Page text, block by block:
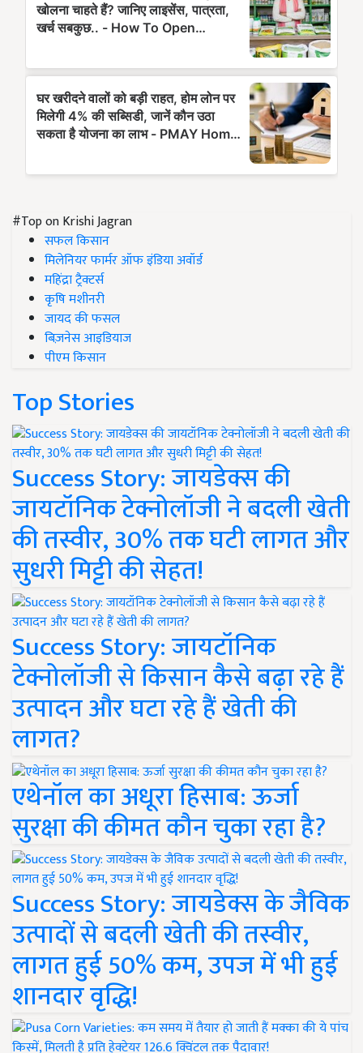
#Top on Krishi Jagran
सफल किसान
मिलेनियर फार्मर ऑफ इंडिया अवॉर्ड
महिंद्रा ट्रैक्टर्स
कृषि मशीनरी
जायद की फसल
बिज़नेस आइडियाज
पीएम किसान
Top Stories
Success Story: जायडेक्स की
जायटॉनिक टेक्नोलॉजी ने बदली खेती
की तस्वीर, 30% तक घटी लागत और
सुधरी मिट्टी की सेहत!
Success Story: जायटॉनिक
टेक्नोलॉजी से किसान कैसे बढ़ा रहे हैं
उत्पादन और घटा रहे हैं खेती की
लागत?
एथेनॉल का अधूरा हिसाब: ऊर्जा
सुरक्षा की कीमत कौन चुका रहा है?
Success Story: जायडेक्स के जैविक
उत्पादों से बदली खेती की तस्वीर,
लागत हुई 50% कम, उपज में भी हुई
शानदार वृद्धि!